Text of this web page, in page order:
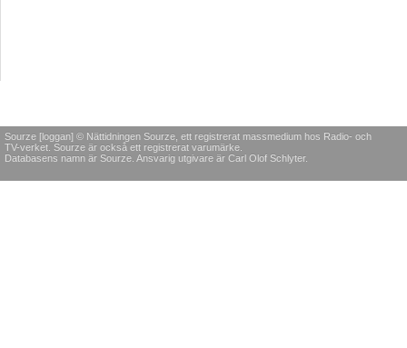
Sourze [loggan] © Nättidningen Sourze, ett registrerat massmedium hos Radio- och
TV-verket. Sourze är också ett registrerat varumärke.
Databasens namn är Sourze. Ansvarig utgivare är Carl Olof Schlyter.